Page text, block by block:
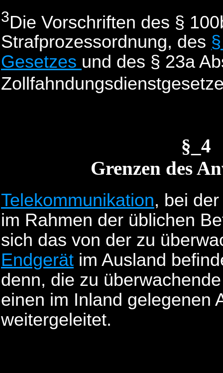
3Die Vorschriften des §
Strafprozessordnung, des
Gesetzes und des § 23a
Grenzen des
Telekommunikation, bei
im Rahmen der üblichen
sich das von der zu
Endgerät im Ausland
denn, die zu
einen im Inland gelegenen
weitergeleitet.